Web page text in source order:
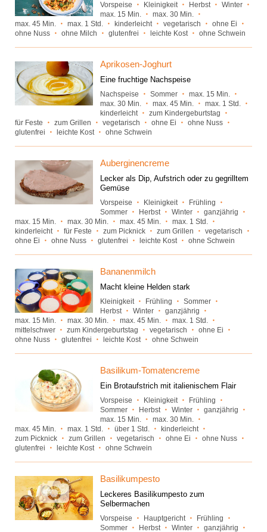
Vorspeise Kleinigkeit Herbst
Winter
max. 15 Min.
max. 30 Min.
max. 45 Min.
max. 1 Std. kinderleicht vegetarisch
ohne Ei
ohne Nuss
ohne Milch glutenfrei leichte Kost ohne Schwein
Aprikosen-Joghurt
Eine fruchtige Nachspeise
Nachspeise Sommer
max. 15 Min.
max. 30 Min.
max. 45 Min.
max. 1 Std.
kinderleicht
zum Kindergeburtstag
für Feste
zum Grillen vegetarisch ohne Ei
ohne Nuss
glutenfrei
leichte Kost ohne Schwein
Auberginencreme
Lecker als Dip, Aufstrich oder zu gegrilltem
Gemüse
Vorspeise Kleinigkeit
Frühling
Sommer
Herbst Winter
ganzjährig
max. 15 Min.
max. 30 Min. max. 45 Min.
max. 1 Std.
kinderleicht
für Feste zum Picknick zum Grillen
vegetarisch
ohne Ei
ohne Nuss glutenfrei leichte Kost ohne Schwein
Bananenmilch
Macht kleine Helden stark
Kleinigkeit Frühling
Sommer
Herbst
Winter
ganzjährig
max. 15 Min.
max. 30 Min. max. 45 Min.
max. 1 Std.
mittelschwer
zum Kindergeburtstag vegetarisch
ohne Ei
ohne Nuss
glutenfrei leichte Kost ohne Schwein
Basilikum-Tomatencreme
Ein Brotaufstrich mit italienischem Flair
Vorspeise Kleinigkeit
Frühling
Sommer
Herbst Winter
ganzjährig
max. 15 Min.
max. 30 Min.
max. 45 Min.
max. 1 Std. über 1 Std.
kinderleicht
zum Picknick
zum Grillen vegetarisch ohne Ei
ohne Nuss
glutenfrei
leichte Kost ohne Schwein
Basilikumpesto
Leckeres Basilikumpesto zum
Selbermachen
Vorspeise Hauptgericht
Frühling
Sommer
Herbst Winter ganzjährig